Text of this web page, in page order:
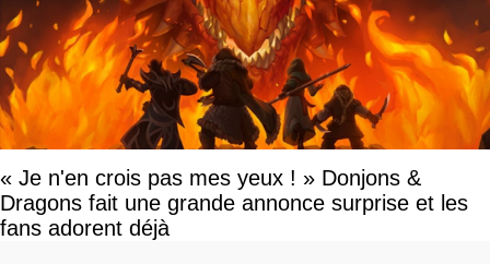
« Je n'en crois pas mes yeux ! » Donjons &
Dragons fait une grande annonce surprise et les
fans adorent déjà